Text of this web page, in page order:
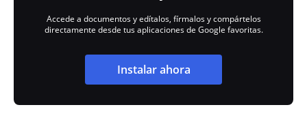
Accede a documentos y edítalos, fírmalos y compártelos
directamente desde tus aplicaciones de Google favoritas.
Instalar ahora